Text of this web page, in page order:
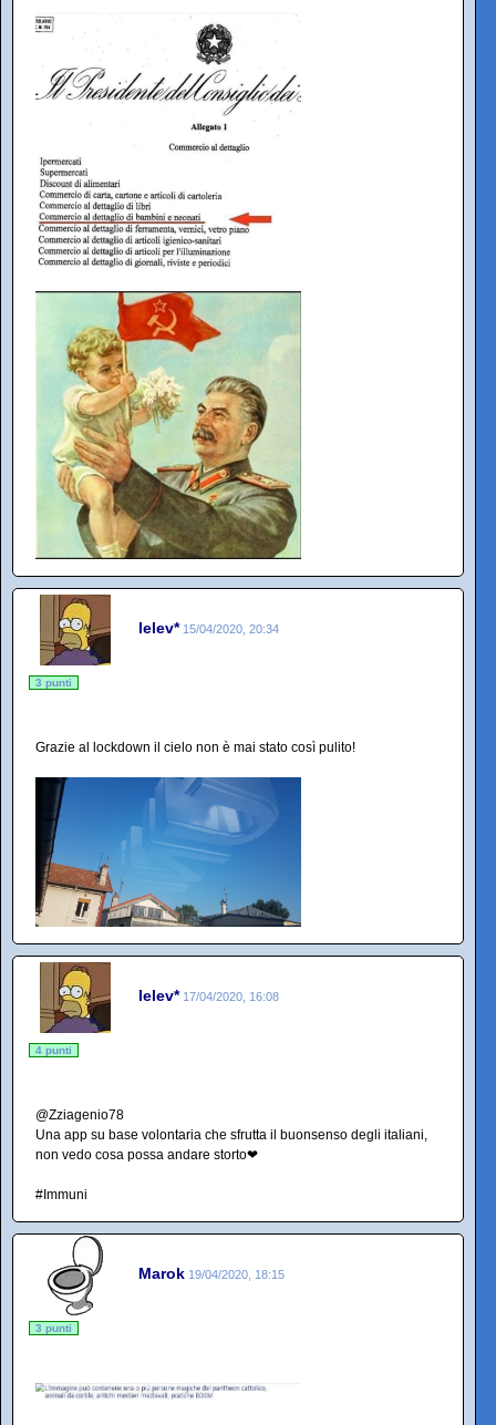
lelev* 15/04/2020, 20:34
3 punti
Grazie al lockdown il cielo non è mai stato così pulito!
lelev* 17/04/2020, 16:08
4 punti
@Zziagenio78
Una app su base volontaria che sfrutta il buonsenso degli italiani,
non vedo cosa possa andare storto❤
#Immuni
Marok 19/04/2020, 18:15
3 punti